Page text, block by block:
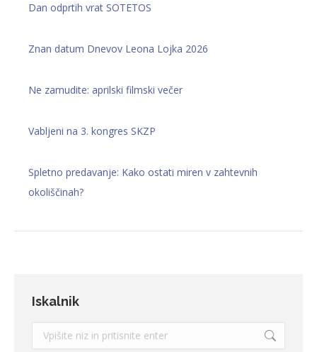
Dan odprtih vrat SOTETOS
Znan datum Dnevov Leona Lojka 2026
Ne zamudite: aprilski filmski večer
Vabljeni na 3. kongres SKZP
Spletno predavanje: Kako ostati miren v zahtevnih
okoliščinah?
Iskalnik
Search: